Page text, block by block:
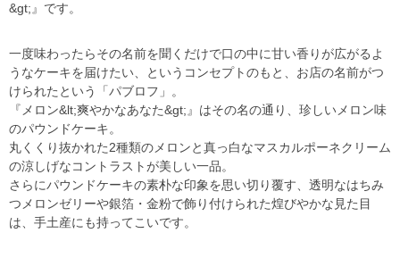
&gt; 』です。
一度味わったらその名前を聞くだけで口の中に甘い香りが広がるよ
うなケーキを届けたい、というコンセプトのもと、お店の名前がつ
けられたという「パブロフ」。
『メロン&lt;爽やかなあなた&gt; 』はその名の通り、珍しいメロン味
のパウンドケーキ。
丸くくり抜かれた2種類のメロンと真っ白なマスカルポーネクリーム
の涼しげなコントラストが美しい一品。
さらにパウンドケーキの素朴な印象を思い切り覆す、透明なはちみ
つメロンゼリーや銀箔・金粉で飾り付けられた煌びやかな見た目
は、手土産にも持ってこいです。